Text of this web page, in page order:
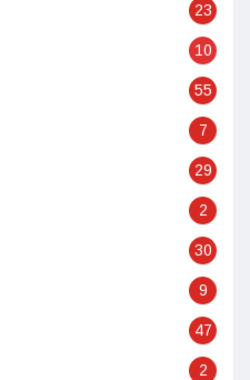
23
10
55
7
29
2
30
9
47
2